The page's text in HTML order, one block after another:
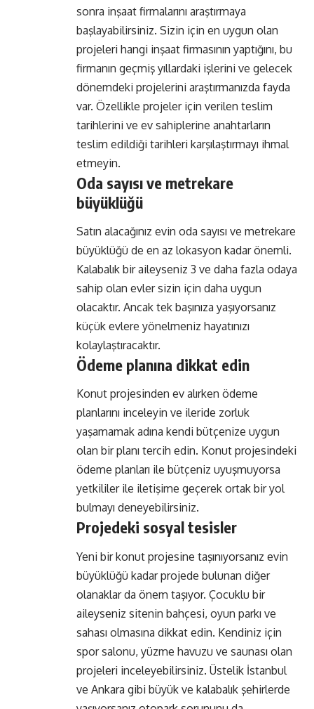
sonra inşaat firmalarını araştırmaya
başlayabilirsiniz. Sizin için en uygun olan
projeleri hangi inşaat firmasının yaptığını, bu
firmanın geçmiş yıllardaki işlerini ve gelecek
dönemdeki projelerini araştırmanızda fayda
var. Özellikle projeler için verilen teslim
tarihlerini ve ev sahiplerine anahtarların
teslim edildiği tarihleri karşılaştırmayı ihmal
etmeyin.
Oda sayısı ve metrekare
büyüklüğü
Satın alacağınız evin oda sayısı ve metrekare
büyüklüğü de en az lokasyon kadar önemli.
Kalabalık bir aileyseniz 3 ve daha fazla odaya
sahip olan evler sizin için daha uygun
olacaktır. Ancak tek başınıza yaşıyorsanız
küçük evlere yönelmeniz hayatınızı
kolaylaştıracaktır.
Ödeme planına dikkat edin
Konut projesinden ev alırken ödeme
planlarını inceleyin ve ileride zorluk
yaşamamak adına kendi bütçenize uygun
olan bir planı tercih edin. Konut projesindeki
ödeme planları ile bütçeniz uyuşmuyorsa
yetkililer ile iletişime geçerek ortak bir yol
bulmayı deneyebilirsiniz.
Projedeki sosyal tesisler
Yeni bir konut projesine taşınıyorsanız evin
büyüklüğü kadar projede bulunan diğer
olanaklar da önem taşıyor. Çocuklu bir
aileyseniz sitenin bahçesi, oyun parkı ve
sahası olmasına dikkat edin. Kendiniz için
spor salonu, yüzme havuzu ve saunası olan
projeleri inceleyebilirsiniz. Üstelik İstanbul
ve Ankara gibi büyük ve kalabalık şehirlerde